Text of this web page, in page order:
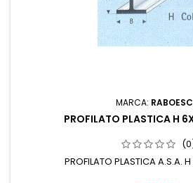
MARCA:
PROFILATO PLASTICA H
PROFILATO PLASTICA A.S.A.